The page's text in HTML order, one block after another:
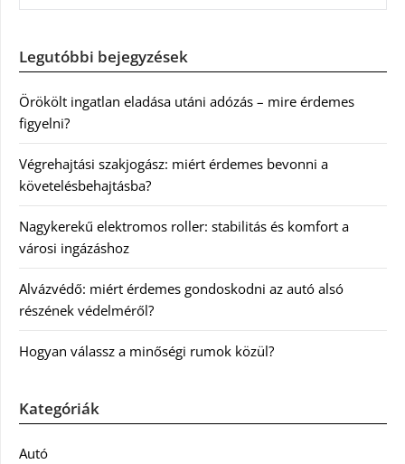
Legutóbbi bejegyzések
Örökölt ingatlan eladása utáni adózás – mire érdemes
figyelni?
Végrehajtási szakjogász: miért érdemes bevonni a
követelésbehajtásba?
Nagykerekű elektromos roller: stabilitás és komfort a
városi ingázáshoz
Alvázvédő: miért érdemes gondoskodni az autó alsó
részének védelméről?
Hogyan válassz a minőségi rumok közül?
Kategóriák
Autó